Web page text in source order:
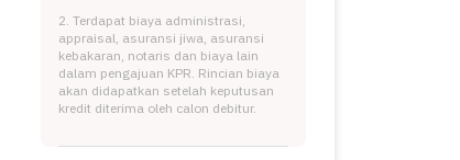
2. Terdapat biaya administrasi,
appraisal, asuransi jiwa, asuransi
kebakaran, notaris dan biaya lain
dalam pengajuan KPR. Rincian biaya
akan didapatkan setelah keputusan
kredit diterima oleh calon debitur.